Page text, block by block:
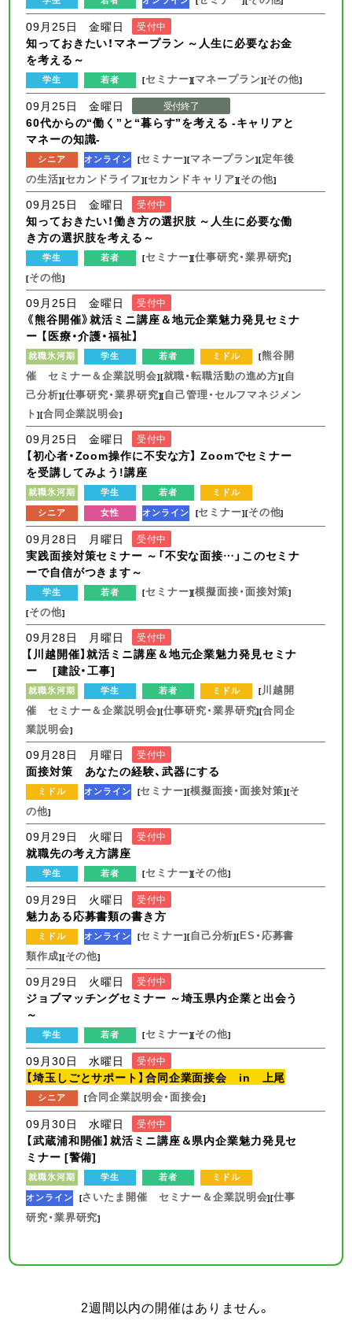
09月25日 金曜日 受付中
知っておきたい！マネープラン ～人生に必要なお金
を考える～
学生 若者 [セミナー][マネープラン][その他]
09月25日 金曜日 受付終了
60代からの“働く”と“暮らす”を考える -キャリアと
マネーの知識-
シニア オンライン [セミナー][マネープラン][定年後
の生活][セカンドライフ][セカンドキャリア][その他]
09月25日 金曜日 受付中
知っておきたい！働き方の選択肢 ～人生に必要な働
き方の選択肢を考える～
学生 若者 [セミナー][仕事研究・業界研究]
[その他]
09月25日 金曜日 受付中
《熊谷開催》就活ミニ講座＆地元企業魅力発見セミナ
ー 【医療・介護・福祉】
就職氷河期 学生 若者 ミドル [熊谷開
催 セミナー＆企業説明会][就職・転職活動の進め方][自
己分析][仕事研究・業界研究][自己管理・セルフマネジメン
ト][合同企業説明会]
09月25日 金曜日 受付中
【初心者・Zoom操作に不安な方】 Zoomでセミナー
を受講してみよう!講座
就職氷河期 学生 若者
ミドル
シニア
女性 オンライン [セミナー][その他]
09月28日 月曜日 受付中
実践面接対策セミナー ～「不安な面接…」このセミナ
ーで自信がつきます～
学生 若者 [セミナー][模擬面接・面接対策]
[その他]
09月28日 月曜日 受付中
【川越開催】就活ミニ講座＆地元企業魅力発見セミナ
ー [建設・工事]
就職氷河期 学生 若者 ミドル [川越開
催 セミナー＆企業説明会][仕事研究・業界研究][合同企
業説明会]
09月28日 月曜日 受付中
面接対策 あなたの経験、武器にする
ミドル オンライン [セミナー][模擬面接・面接対策][そ
の他]
09月29日 火曜日 受付中
就職先の考え方講座
学生 若者 [セミナー][その他]
09月29日 火曜日 受付中
魅力ある応募書類の書き方
ミドル オンライン [セミナー][自己分析][ES・応募書
類作成][その他]
09月29日 火曜日 受付中
ジョブマッチングセミナー ～埼玉県内企業と出会う
～
学生 若者 [セミナー][その他]
09月30日 水曜日 受付中
【埼玉しごとサポート】合同企業面接会 in 上尾
シニア [合同企業説明会・面接会]
09月30日 水曜日 受付中
【武蔵浦和開催】就活ミニ講座＆県内企業魅力発見セ
ミナー [警備]
就職氷河期 学生 若者
ミドル
オンライン [さいたま開催 セミナー＆企業説明会][仕事
研究・業界研究]
2週間以内の開催はありません。